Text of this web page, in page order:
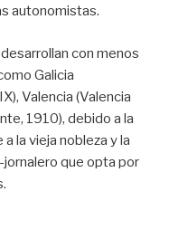
autonomistas.
con menos
Galicia
Valencia (Valencia
1910), debido a la
la vieja nobleza y la
que opta por